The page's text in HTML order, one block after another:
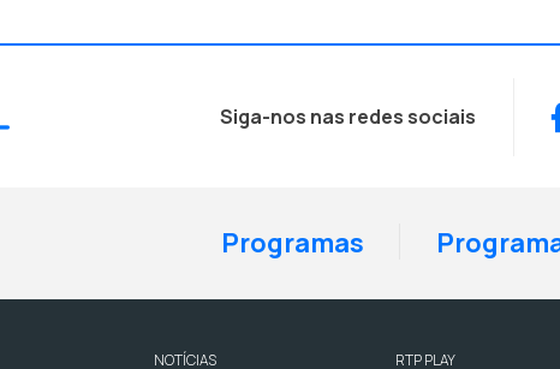
Siga-nos nas redes sociais
Programas
NOTÍCIAS RTP PLAY